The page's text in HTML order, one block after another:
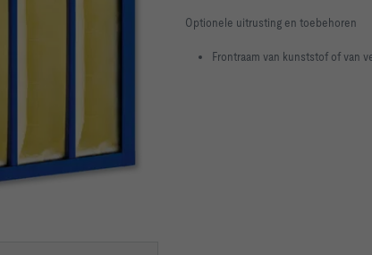
Optionele uitrusting en toebehoren
Frontraam van kunststof of van